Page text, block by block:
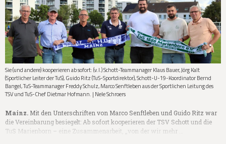
Sie (und andere) kooperieren ab sofort: (v.l.) Schott-Teammanager Klaus Bauer, Jörg Kalt
(Sportlicher Leiter der TuS), Guido Ritz (TuS-Sportdirektor), Schott-U-19-Koordinator Bernd
Bangel, TuS-Teammanager Freddy Schulz, Marco Senftleben aus der Sportlichen Leitung des
TSV und TuS-Chef Dietmar Hofmann. | Nele Schroers
Mainz. Mit den Unterschriften von Marco Senftleben und Guido Ritz war
die Vereinbarung besiegelt: Ab sofort kooperieren der TSV Schott und die
TuS Marienborn – eine Zusammenarbeit, „von der wir mehr …